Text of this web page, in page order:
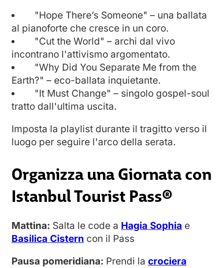
"Hope There’s Someone" – una ballata
al pianoforte che cresce in un coro.
"Cut the World" – archi dal vivo
incontrano l'attivismo argomentato.
"Why Did You Separate Me from the
Earth?" – eco-ballata inquietante.
"It Must Change" – singolo gospel-soul
tratto dall'ultima uscita.
Imposta la playlist durante il tragitto verso il
luogo per seguire l'arco della serata.
Organizza una Giornata con
Istanbul Tourist Pass®
Mattina: Salta le code a Hagia Sophia e
Basilica Cistern con il Pass
Pausa pomeridiana: Prendi la crociera